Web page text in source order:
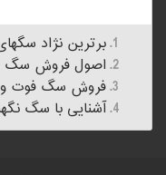
برترین نژاد
اصول فروش سگ
فروش سگ فوت
آشنایی با سگ